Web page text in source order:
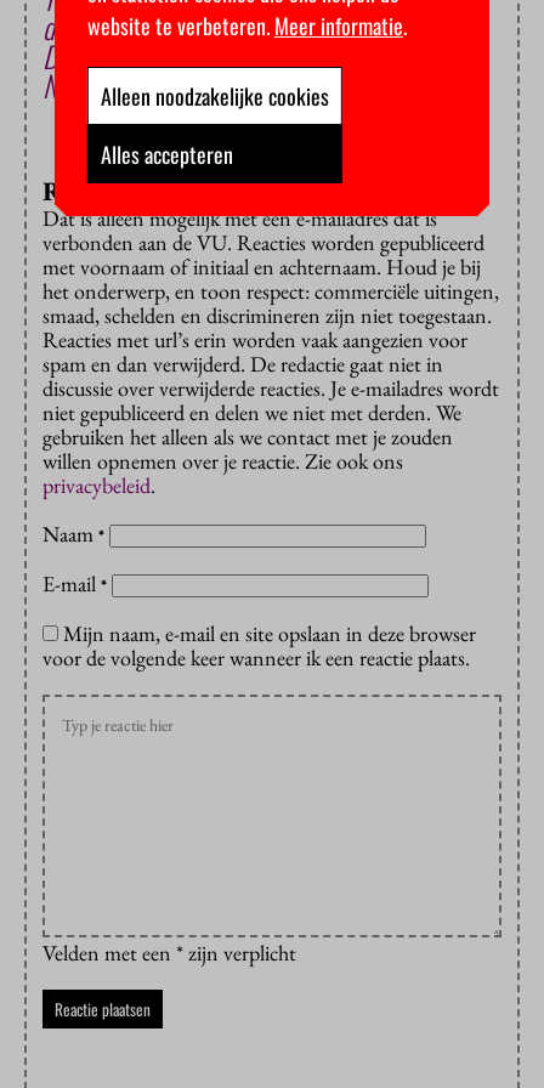
demonstratierecht
Dronken en nuchtere wormen winnen Ig
Nobelprijs
Reageren?
Dat is alleen mogelijk met een e-mailadres dat is
verbonden aan de VU. Reacties worden gepubliceerd
met voornaam of initiaal en achternaam. Houd je bij
het onderwerp, en toon respect: commerciële uitingen,
smaad, schelden en discrimineren zijn niet toegestaan.
Reacties met url’s erin worden vaak aangezien voor
spam en dan verwijderd. De redactie gaat niet in
discussie over verwijderde reacties. Je e-mailadres wordt
niet gepubliceerd en delen we niet met derden. We
gebruiken het alleen als we contact met je zouden
willen opnemen over je reactie. Zie ook ons
privacybeleid.
Naam *
E-mail *
Mijn naam, e-mail en site opslaan in deze browser
voor de volgende keer wanneer ik een reactie plaats.
Velden met een * zijn verplicht
website te verbeteren.Meer informatie.
Alleen noodzakelijke cookies
Alles accepteren